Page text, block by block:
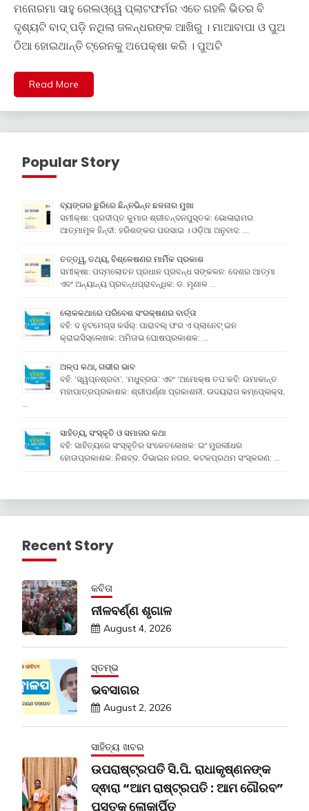
ମନୋରମା ସାହୁ ରେଲଓ୍ୱେ ପ୍ଲାଟଫର୍ମର ଏତେ ଗହଳି ଭିତର ବି
ଦୃଶ୍ୟଟି ବାଦ୍ ପଡ଼ି ନଥିଲା ଜଳନ୍ଧରଙ୍କ ଆଖିରୁ । ମାଆବାପା ଓ ପୁଅ
ଠିଆ ହୋଇଥାନ୍ତି ଟ୍ରେନକୁ ଅପେକ୍ଷା କରି । ପୁଅଟି
Read More
Popular Story
ବ୍ୟଙ୍ଗର ଛୁରିରେ ଛିନ୍ନଭିନ୍ନ ଛଳନାର ମୁଖା
ସମୀକ୍ଷା: ପ୍ରଦୀପ୍ତ କୁମାର ଶ୍ରୀଚନ୍ଦନପୁସ୍ତକ: ଭୋଳାରାମର
ଆତ୍ମାମୂଳ ହିନ୍ଦୀ: ହରିଶଙ୍କର ପରସାଇ । ଓଡ଼ିଆ ଅନୁବାଦ: …
ତତ୍ତ୍ୱ, ତଥ୍ୟ, ବିଶ୍ଳେଷଣର ମାର୍ମିକ ପ୍ରକାଶ
ସମୀକ୍ଷା: ପଦ୍ମଲୋଚନ ପ୍ରଧାନ ପ୍ରବନ୍ଧ ସଙ୍କଳନ: ଦେଶର ଆତ୍ମା
ଏବଂ ଅନ୍ୟାନ୍ୟ ପ୍ରବନ୍ଧପ୍ରାବନ୍ଧିକ: ଡ. ମୃଣାଳ …
ଲୋକକଥାରେ ପରିବେଶ ସଂରକ୍ଷଣର ବାର୍ତ୍ତା
ବହି: ଦ ନୁଟମେଗ୍ସ କର୍ସର୍: ପାରାବଲ୍ ଫର ଏ ପ୍ଲାନେଟ୍ ଇନ
କ୍ରାଇସିସ୍ଲେଖକ: ଅମିତାଭ ଘୋଷପ୍ରକାଶକ: …
ଅଳ୍ପ କଥା, ଗଭୀର ଭାବ
ବହି: ‘ସ୍ୱପ୍ନଶ୍ରବା’, ‘ମଧୁବ୍ରତା’ ଏବଂ ‘ଅମୋକ୍ଷ ତପ’କବି: ଉମାକାନ୍ତ
ମହାପାତ୍ରପ୍ରକାଶକ: ଶ୍ରୀପର୍ଣ୍ଣା ପ୍ରକାଶନୀ, ଉଦୟରାଗ କମ୍ପେ୍ଲକ୍ସ,
ସାହିତ୍ୟ, ସଂସ୍କୃତି ଓ ସମାଜର କଥା
ବହି: ସାହିତ୍ୟରେ ସଂସ୍କୃତିର ସଂକେତଲେଖକ: ଇଂ ମୁରଲୀଧର
ହୋତାପ୍ରକାଶକ: ନିଶବ୍ଦ, ଡିଭାଇନ ନଗର, କଟକପ୍ରଥମ ସଂସ୍କରଣ: …
Recent Story
କବିତା
ନୀଳବର୍ଣ୍ଣ ଶୃଗାଳ
August 4, 2026
ସ୍ତମ୍ଭ
ଭବସାଗର
August 2, 2026
ସାହିତ୍ୟ ଖବର
ଉପରାଷ୍ଟ୍ରପତି ସି.ପି. ରାଧାକୃଷ୍ଣନଙ୍କ
ଦ୍ଵାରା “ଆମ ରାଷ୍ଟ୍ରପତି : ଆମ ଗୌରବ”
ପୁସ୍ତକ ଲୋକାର୍ପିତ